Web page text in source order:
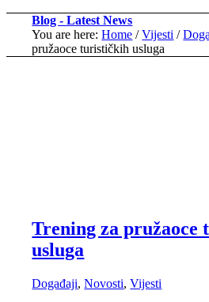
Blog - Latest News
You are here: Home / Vijesti /
pružaoce turističkih usluga
Trening za pružaoce
usluga
Događaji,Novosti,Vijesti